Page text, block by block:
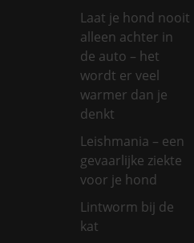
Laat je hond nooit
alleen achter in
de auto – het
wordt er veel
warmer dan je
denkt
Leishmania – een
gevaarlijke ziekte
voor je hond
Lintworm bij de
kat